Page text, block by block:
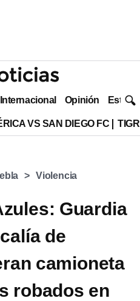
Internacional Opinión Estilo
VS SAN DIEGO FC
Violencia
Guardia
de
camioneta
robados en